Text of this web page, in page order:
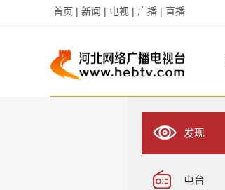
首页 | 新闻 | 电视 | 广播 | 直播
发现
电台